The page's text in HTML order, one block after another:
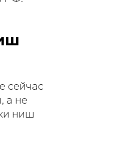
сейчас
а не
ниш